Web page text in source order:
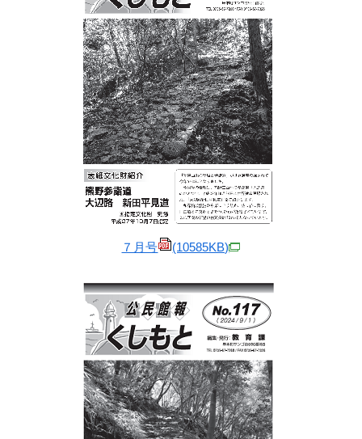
７月号 (10585KB)